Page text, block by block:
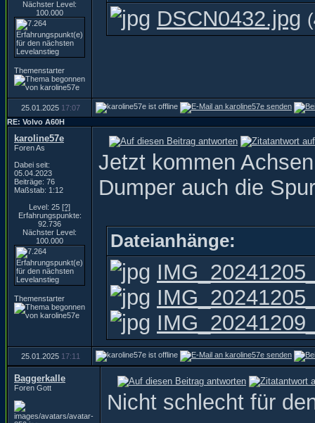
Nächster Level:
100.000
Themenstarter
DSCN0432.jpg (
25.01.2025 17:07
RE: Volvo A60H
karoline57e
Foren As
Dabei seit:
05.04.2023
Beiträge: 76
Maßstab: 1:12
Level: 25 [?]
Erfahrungspunkte:
92.736
Nächster Level:
100.000
Themenstarter
Jetzt kommen
Dumper auch die
Dateianhänge:
25.01.2025 17:11
Baggerkalle
Foren Gott
Nicht schlecht für